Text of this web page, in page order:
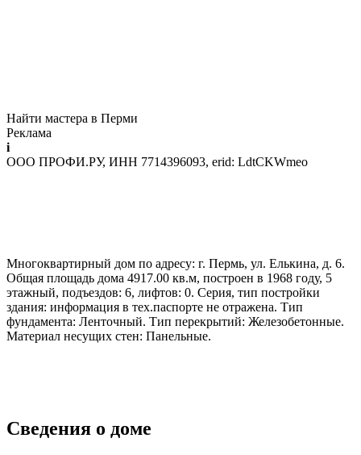
Найти мастера в Перми
Реклама
i
ООО ПРОФИ.РУ, ИНН 7714396093, erid: LdtCKWmeo
Многоквартирный дом по адресу: г. Пермь, ул. Елькина, д. 6.
Общая площадь дома 4917.00 кв.м, построен в 1968 году, 5
этажный, подъездов: 6, лифтов: 0. Серия, тип постройки
здания: информация в тех.паспорте не отражена. Тип
фундамента: Ленточный. Тип перекрытий: Железобетонные.
Материал несущих стен: Панельные.
Сведения о доме